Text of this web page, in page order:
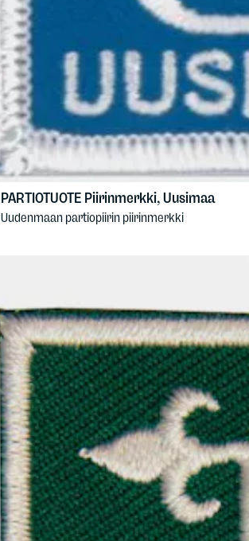
PARTIOTUOTE Piirinmerkki, Uusimaa
Uudenmaan partiopiirin piirinmerkki